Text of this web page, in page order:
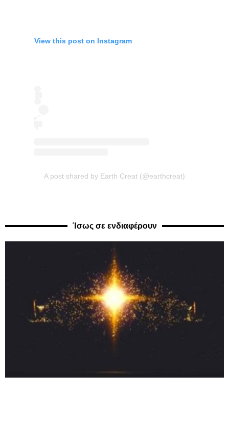
View this post on Instagram
A post shared by Earth Creat (@earthcreat)
Ίσως σε ενδιαφέρουν